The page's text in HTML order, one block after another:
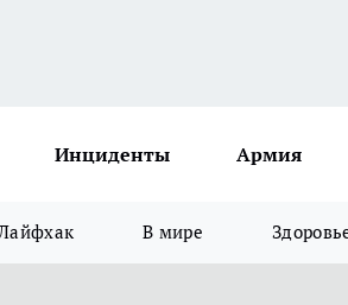
Инциденты Армия
В мире